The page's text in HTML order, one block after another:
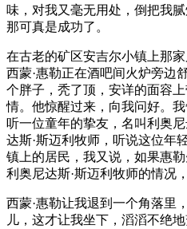
味，对我又毫无用处，倒把我
那可真是成功了。
在古老的矿区安吉尔小镇上那
西蒙·惠勒正在酒吧间火炉旁边
个胖子，秃了顶，安详的面容
情。他惊醒过来，向我问好。
听一位童年的挚友，名叫利奥
达斯·斯迈利牧师，听说这位年
镇上的居民，我又说，如果惠
利奥尼达斯·斯迈利牧师的情况
西蒙·惠勒让我退到一个角落里
儿，这才让我坐下，滔滔不绝